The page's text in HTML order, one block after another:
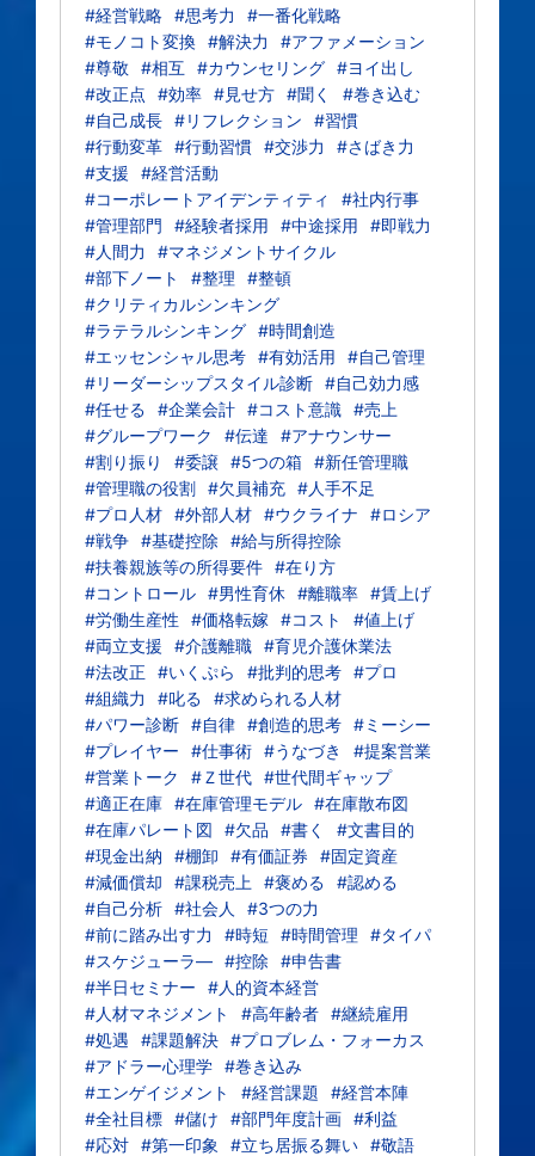
#経営戦略 #思考力
#一番化戦略
#モノコト変換 #解決力
#アファメーション
#尊敬
#相互 #カウンセリング #ヨイ出し
#改正点
#効率 #見せ方 #聞く
#巻き込む
#自己成長 #リフレクション
#習慣
#行動変革 #行動習慣 #交渉力
#さばき力
#支援
#経営活動
#コーポレートアイデンティティ
#社内行事
#管理部門
#経験者採用 #中途採用
#即戦力
#人間力
#マネジメントサイクル
#部下ノート
#整理
#整頓
#クリティカルシンキング
#ラテラルシンキング #時間創造
#エッセンシャル思考 #有効活用
#自己管理
#リーダーシップスタイル診断 #自己効力感
#任せる
#企業会計 #コスト意識 #売上
#グループワーク
#伝達
#アナウンサー
#割り振り
#委譲 #5つの箱 #新任管理職
#管理職の役割 #欠員補充 #人手不足
#プロ人材 #外部人材 #ウクライナ
#ロシア
#戦争 #基礎控除
#給与所得控除
#扶養親族等の所得要件 #在り方
#コントロール #男性育休 #離職率 #賃上げ
#労働生産性
#価格転嫁 #コスト
#値上げ
#両立支援
#介護離職 #育児介護休業法
#法改正
#いくぷら #批判的思考 #プロ
#組織力
#叱る
#求められる人材
#パワー診断 #自律 #創造的思考 #ミーシー
#プレイヤー
#仕事術 #うなづき
#提案営業
#営業トーク
#Ｚ世代 #世代間ギャップ
#適正在庫 #在庫管理モデル #在庫散布図
#在庫パレート図
#欠品 #書く
#文書目的
#現金出納
#棚卸 #有価証券
#固定資産
#減価償却
#課税売上 #褒める
#認める
#自己分析 #社会人
#3つの力
#前に踏み出す力
#時短 #時間管理
#タイパ
#スケジューラ― #控除
#申告書
#半日セミナー
#人的資本経営
#人材マネジメント
#高年齢者 #継続雇用
#処遇
#課題解決 #プロブレム・フォーカス
#アドラー心理学 #巻き込み
#エンゲイジメント
#経営課題
#経営本陣
#全社目標 #儲け #部門年度計画 #利益
#応対 #第一印象 #立ち居振る舞い #敬語